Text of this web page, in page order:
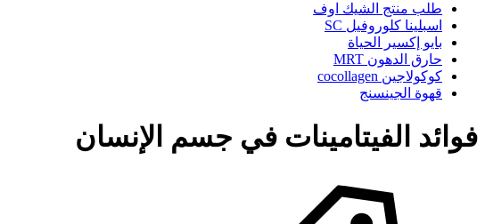
طلب منتج الشيك اوف
اسبلينا كلوروفيل SC
بايو إكسير الحياة
حارق الدهون MRT
كوكولاجين cocollagen
قهوة الجينسنج
فوائد الفيتامينات في جسم الإنسان